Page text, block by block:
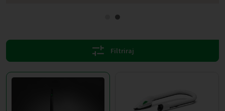
2
Filtriraj